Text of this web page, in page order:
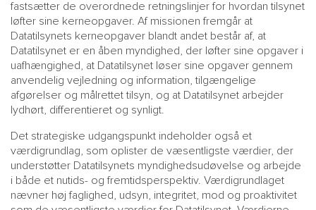
fastsætter de overordnede retningslinjer for hvordan tilsynet
løfter sine kerneopgaver. Af missionen fremgår at
Datatilsynets kerneopgaver blandt andet består af, at
Datatilsynet er en åben myndighed, der løfter sine opgaver i
uafhængighed, at Datatilsynet løser sine opgaver gennem
anvendelig vejledning og information, tilgængelige
afgørelser og målrettet tilsyn, og at Datatilsynet arbejder
lydhørt, differentieret og synligt.
Det strategiske udgangspunkt indeholder også et
værdigrundlag, som oplister de væsentligste værdier, der
understøtter Datatilsynets myndighedsudøvelse og arbejde
i både et nutids- og fremtidsperspektiv. Værdigrundlaget
nævner høj faglighed, udsyn, integritet, mod og proaktivitet